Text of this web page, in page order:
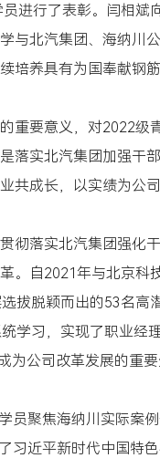
进行了表彰。闫相
与北汽集团、海纳川
培养具有为国奉献钢
重要意义，对2022级
落实北汽集团加强干
共成长，以实绩为公司
彻落实北汽集团强化
。自2021年与北京
拔脱颖而出的53名高
学习，实现了职业经
为公司改革发展的重要
员聚焦海纳川实际案
习近平新时代中国特